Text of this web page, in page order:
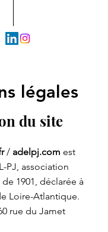
légales
du site
/ adelpj.com est
PJ, association
1901, déclarée à
Loire-Atlantique.
rue du Jamet